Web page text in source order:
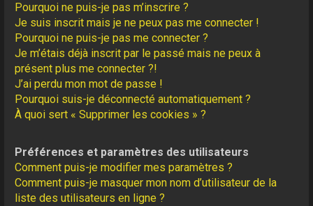
Pourquoi ne puis-je pas m’inscrire ?
Je suis inscrit mais je ne peux pas me connecter !
Pourquoi ne puis-je pas me connecter ?
Je m’étais déjà inscrit par le passé mais ne peux à
présent plus me connecter ?!
J’ai perdu mon mot de passe !
Pourquoi suis-je déconnecté automatiquement ?
À quoi sert « Supprimer les cookies » ?
Préférences et paramètres des utilisateurs
Comment puis-je modifier mes paramètres ?
Comment puis-je masquer mon nom d’utilisateur de la
liste des utilisateurs en ligne ?